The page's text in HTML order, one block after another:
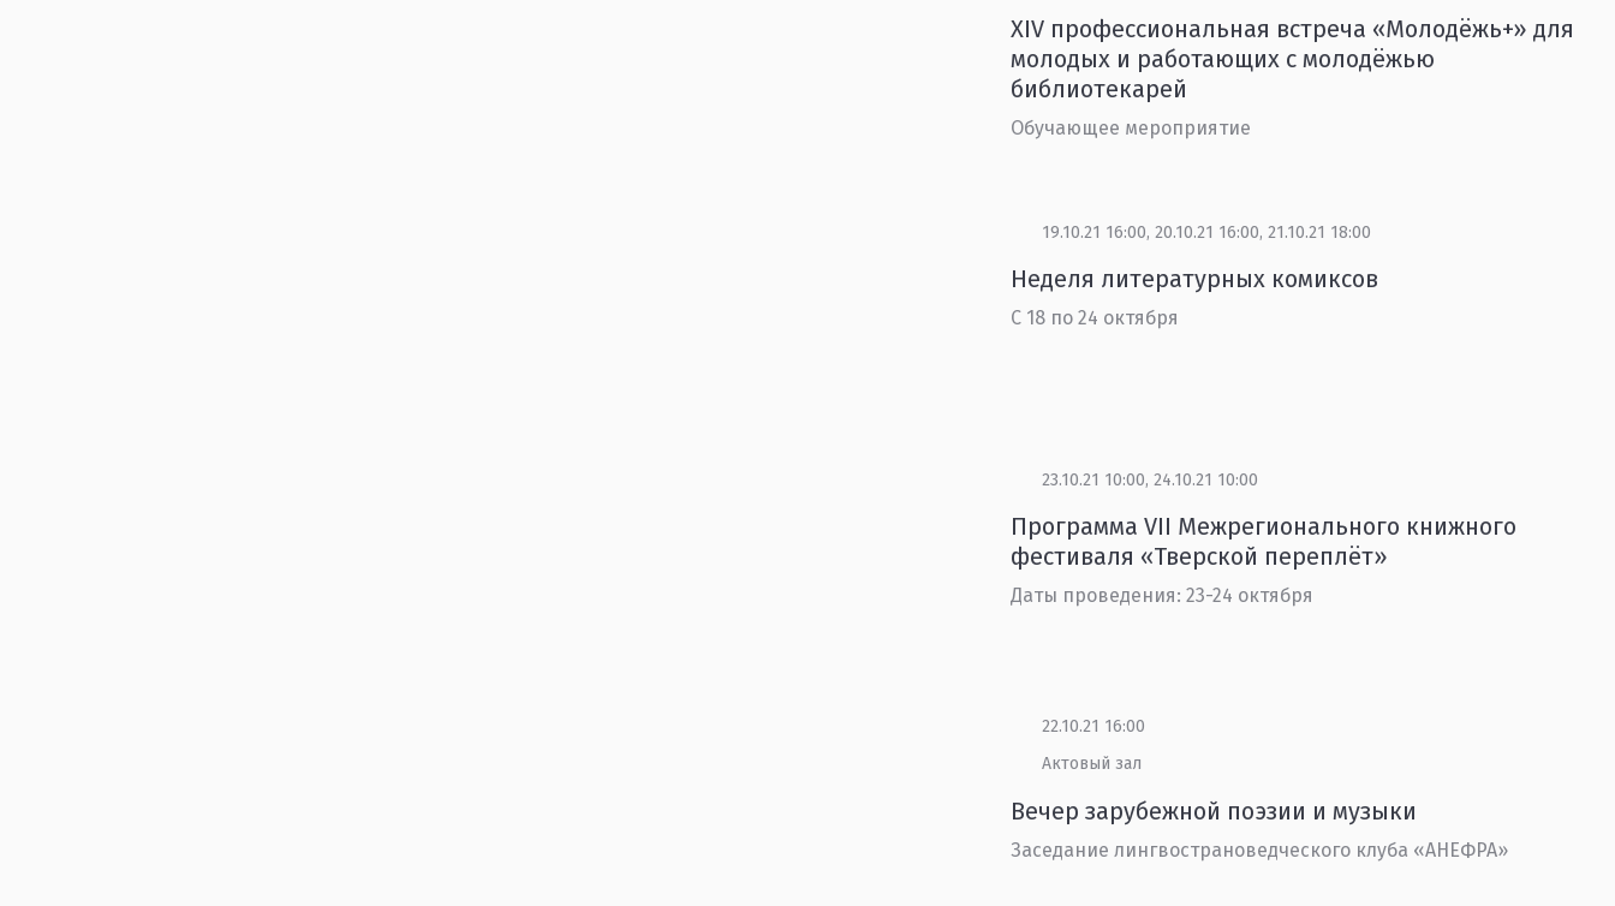
XIV профессиональная встреча «Молодёжь+» для
молодых и работающих с молодёжью
библиотекарей
Обучающее мероприятие
19.10.21 16:00, 20.10.21 16:00, 21.10.21 18:00
Неделя литературных комиксов
С 18 по 24 октября
23.10.21 10:00, 24.10.21 10:00
Программа VII Межрегионального книжного
фестиваля «Тверской переплёт»
Даты проведения: 23-24 октября
22.10.21 16:00
Актовый зал
Вечер зарубежной поэзии и музыки
Заседание лингвострановедческого клуба «АНЕФРА»